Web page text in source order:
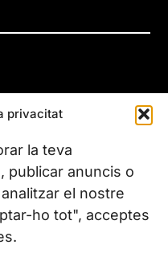
privacitat
la teva
publicar anuncis o
el nostre
ho tot", acceptes